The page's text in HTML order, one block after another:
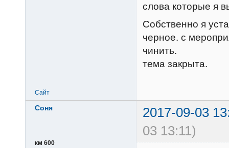
слова которые я
Собственно я
черное. с
чинить.
тема закрыта.
Сайт
Соня
2017-09-03
03 13:11)
км 600